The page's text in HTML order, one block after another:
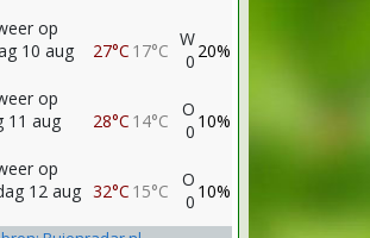
27°C 17°C
W
0 20%
28°C 14°C
O
0 10%
32°C 15°C
O
0 10%